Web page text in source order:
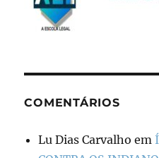
COMENTÁRIOS
Lu Dias Carvalho em